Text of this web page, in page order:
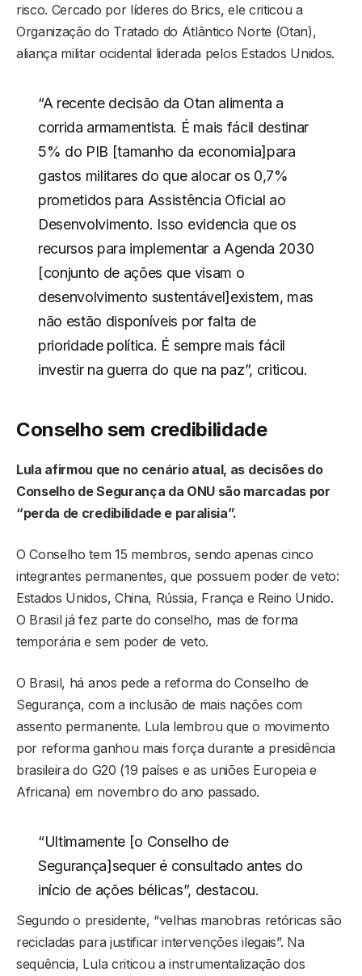
risco. Cercado por líderes do Brics, ele criticou a
Organização do Tratado do Atlântico Norte (Otan),
aliança militar ocidental liderada pelos Estados Unidos.
“A recente decisão da Otan alimenta a
corrida armamentista. É mais fácil destinar
5% do PIB [tamanho da economia]para
gastos militares do que alocar os 0,7%
prometidos para Assistência Oficial ao
Desenvolvimento. Isso evidencia que os
recursos para implementar a Agenda 2030
[conjunto de ações que visam o
desenvolvimento sustentável]existem, mas
não estão disponíveis por falta de
prioridade política. É sempre mais fácil
investir na guerra do que na paz”, criticou.
Conselho sem credibilidade
Lula afirmou que no cenário atual, as decisões do
Conselho de Segurança da ONU são marcadas por
“perda de credibilidade e paralisia”.
O Conselho tem 15 membros, sendo apenas cinco
integrantes permanentes, que possuem poder de veto:
Estados Unidos, China, Rússia, França e Reino Unido.
O Brasil já fez parte do conselho, mas de forma
temporária e sem poder de veto.
O Brasil, há anos pede a reforma do Conselho de
Segurança, com a inclusão de mais nações com
assento permanente. Lula lembrou que o movimento
por reforma ganhou mais força durante a presidência
brasileira do G20 (19 países e as uniões Europeia e
Africana) em novembro do ano passado.
“Ultimamente [o Conselho de
Segurança]sequer é consultado antes do
início de ações bélicas”, destacou.
Segundo o presidente, “velhas manobras retóricas são
recicladas para justificar intervenções ilegais”. Na
sequência, Lula criticou a instrumentalização dos